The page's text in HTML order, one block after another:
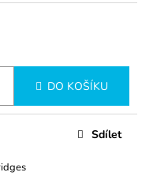
DO KOŠÍKU
Sdílet